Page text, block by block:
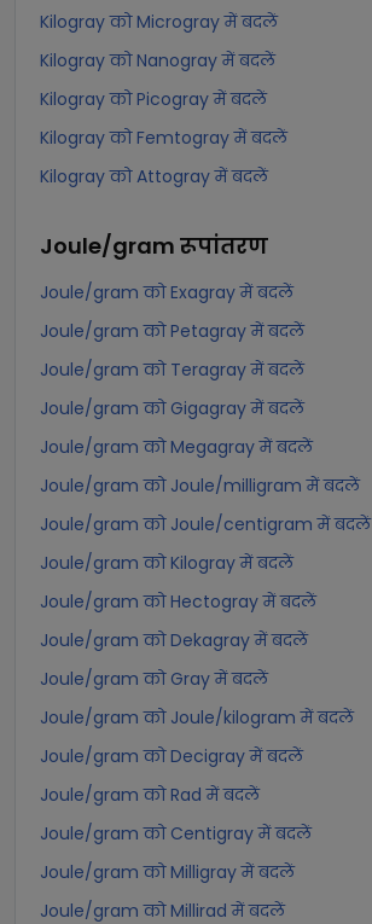
Kilogray को Microgray में बदलें
Kilogray को Nanogray में बदलें
Kilogray को Picogray में बदलें
Kilogray को Femtogray में बदलें
Kilogray को Attogray में बदलें
Joule/gram रूपांतरण
Joule/gram को Exagray में बदलें
Joule/gram को Petagray में बदलें
Joule/gram को Teragray में बदलें
Joule/gram को Gigagray में बदलें
Joule/gram को Megagray में बदलें
Joule/gram को Joule/milligram में बदलें
Joule/gram को Joule/centigram में बदलें
Joule/gram को Kilogray में बदलें
Joule/gram को Hectogray में बदलें
Joule/gram को Dekagray में बदलें
Joule/gram को Gray में बदलें
Joule/gram को Joule/kilogram में बदलें
Joule/gram को Decigray में बदलें
Joule/gram को Rad में बदलें
Joule/gram को Centigray में बदलें
Joule/gram को Milligray में बदलें
Joule/gram को Millirad में बदलें